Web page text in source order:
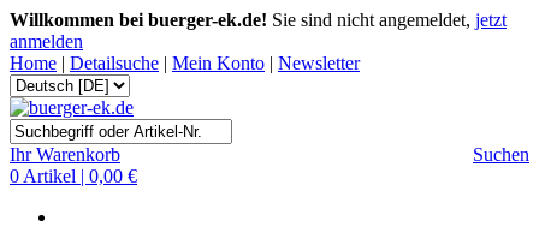
Willkommen bei buerger-ek.de! Sie sind nicht angemeldet, jetzt
anmelden
Home | Detailsuche | Mein Konto | Newsletter
Suchen
Ihr Warenkorb
0 Artikel | 0,00 €